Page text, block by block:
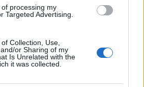
processing my
Targeted Advertising.
Collection, Use,
or Sharing of my
Is Unrelated with the
it was collected.